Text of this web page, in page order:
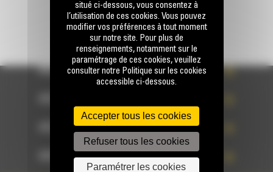
ACCÈS RAPIDE
ACCÈS RAPIDE
ACCÈS RAPIDE
situé ci-dessous, vous consentez à
l’utilisation de ces cookies. Vous pouvez
modifier vos préférences à tout moment
sur notre site. Pour plus de
renseignements, notamment sur le
paramétrage de ces cookies, veuillez
consulter notre Politique sur les cookies
accessible ci-dessous.
Accepter tous les cookies
Refuser tous les cookies
Paramétrer les cookies